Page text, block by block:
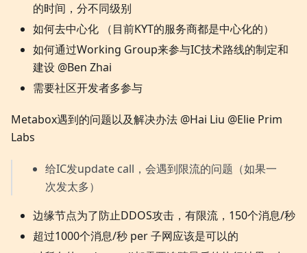
的时间，分不同级别
如何去中心化 （目前KYT的服务商都是中心化的）
如何通过Working Group来参与IC技术路线的制定和
建设 @Ben Zhai
需要社区开发者多参与
Metabox遇到的问题以及解决办法 @Hai Liu @Elie Prim
Labs
给IC发update call，会遇到限流的问题（如果一
次发太多）
边缘节点为了防止DDOS攻击，有限流，150个消息/秒
超过1000个消息/秒 per 子网应该是可以的